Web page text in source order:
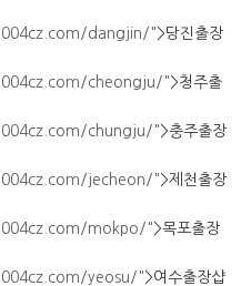
dangjin/">당진출장
cheongju/">청주출
chungju/">충주출장
jecheon/">제천출장
mokpo/">목포출장
yeosu/">여수출장샵